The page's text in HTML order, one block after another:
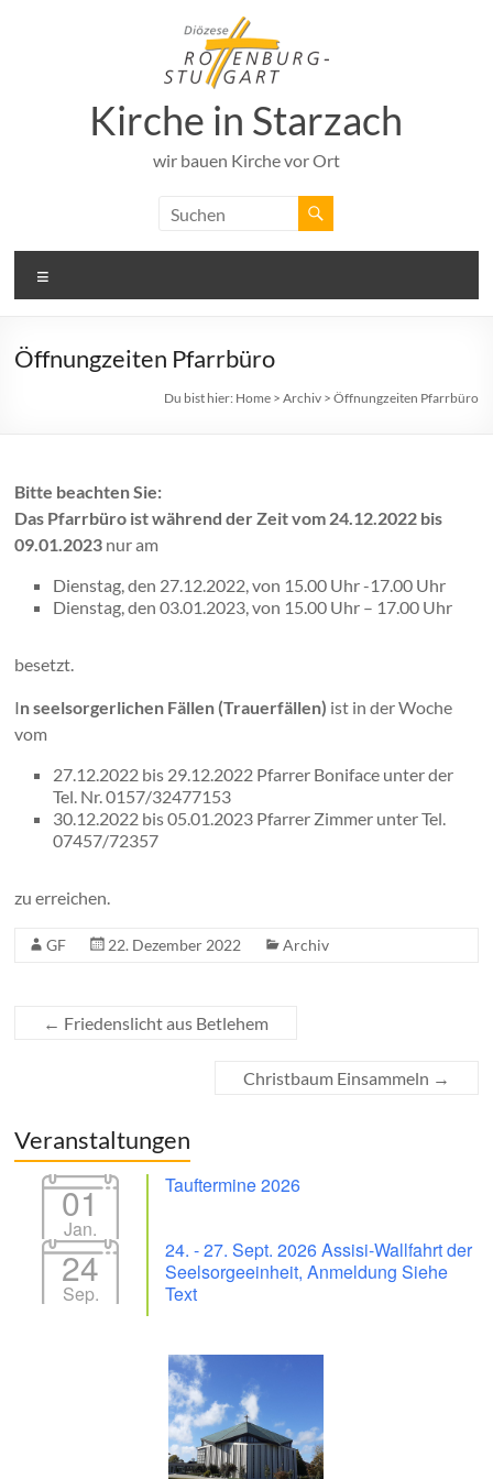
Kirche in Starzach
wir bauen Kirche vor Ort
Öffnungzeiten Pfarrbüro
Du bist hier: Home> Archiv> Öffnungzeiten Pfarrbüro
Bitte beachten Sie:
Das Pfarrbüro ist während der Zeit vom 24.12.2022 bis
09.01.2023 nur am
Dienstag, den 27.12.2022, von 15.00 Uhr -17.00 Uhr
Dienstag, den 03.01.2023, von 15.00 Uhr – 17.00 Uhr
besetzt.
In seelsorgerlichen Fällen (Trauerfällen) ist in der Woche
vom
27.12.2022 bis 29.12.2022 Pfarrer Boniface unter der
Tel. Nr. 0157/32477153
30.12.2022 bis 05.01.2023 Pfarrer Zimmer unter Tel.
07457/72357
zu erreichen.
GF 22. Dezember 2022 Archiv
← Friedenslicht aus Betlehem
Christbaum Einsammeln →
Veranstaltungen
01
Jan.
Tauftermine 2026
24
Sep.
24. - 27. Sept. 2026 Assisi-Wallfahrt der
Seelsorgeeinheit, Anmeldung Siehe
Text